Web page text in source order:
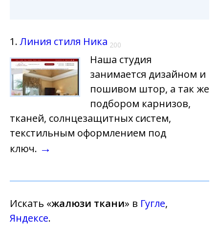
1.Линия стиля Ника 200
Наша студия
занимается дизайном и
пошивом штор, а так же
подбором карнизов,
тканей, солнцезащитных систем,
текстильным оформлением под
ключ. →
Искать «жалюзи ткани» в Гугле,
Яндексе.